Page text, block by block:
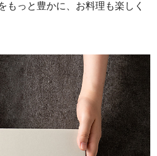
もっと豊かに、お料理も楽しく